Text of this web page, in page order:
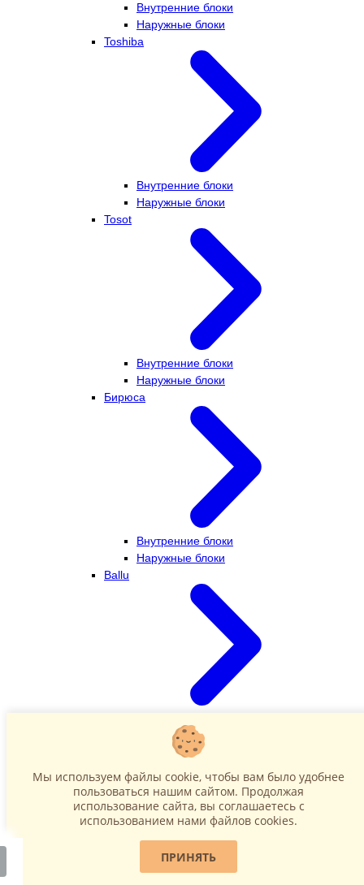
Внутренние блоки
Наружные блоки
Toshiba
Внутренние блоки
Наружные блоки
Tosot
Внутренние блоки
Наружные блоки
Бирюса
Внутренние блоки
Наружные блоки
Ballu
Наружные блоки
Мы используем файлы cookie, чтобы вам было удобнее
пользоваться нашим сайтом. Продолжая
использование сайта, вы соглашаетесь c
использованием нами файлов cookies.
ПРИНЯТЬ